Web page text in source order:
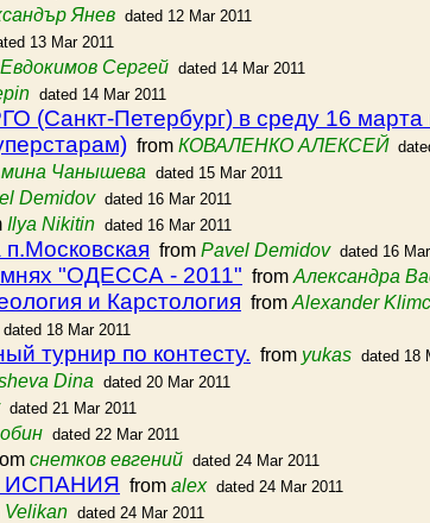
Янев dated 12 Mar 2011
13 Mar 2011
Евдокимов Сергей dated 14 Mar 2011
dated 14 Mar 2011
(Санкт-Петербург) в среду 16 марта
from КОВАЛЕНКО АЛЕКСЕЙ
Чанышева dated 15 Mar 2011
Demidov dated 16 Mar 2011
Ilya Nikitin dated 16 Mar 2011
from Pavel Demidov dated 16
"ОДЕССА - 2011" from Александра
и Карстология from Alexander
dated 18 Mar 2011
турнир по контесту. from yukas dated 18
Dina dated 20 Mar 2011
dated 21 Mar 2011
dated 22 Mar 2011
снетков евгений dated 24 Mar 2011
ИСПАНИЯ from alex dated 24 Mar 2011
Velikan dated 24 Mar 2011